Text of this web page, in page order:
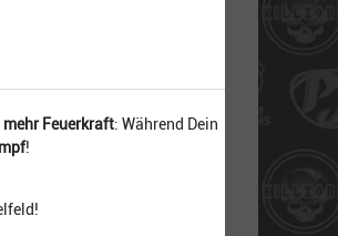
mehr Feuerkraft: Während Dein
!